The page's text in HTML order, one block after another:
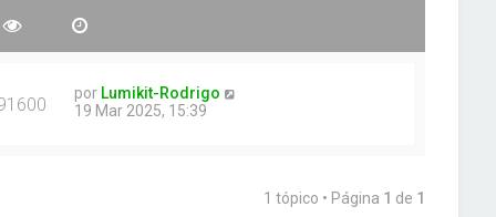
por Lumikit-Rodrigo
19 Mar 2025, 15:39
1 tópico • Página 1 de 1